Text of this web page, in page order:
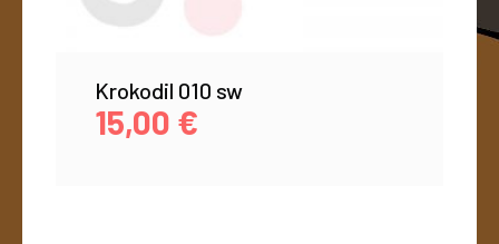
Krokodil 010 sw
15,00 €